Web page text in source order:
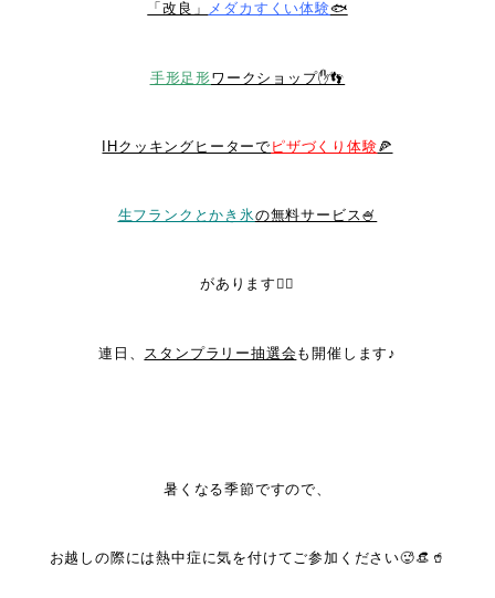
「改良」 メダカすくい体験🐟
手形足形ワークショップ✋👣
IHクッキングヒーターで ピザづくり体験🍕
生フランクとかき氷の無料サービス🍧
があります💁‍♀️
連日、 スタンプラリー抽選会 も開催します♪
暑くなる季節ですので、
お越しの際には熱中症に気を付けてご参加ください🥵👒🥤